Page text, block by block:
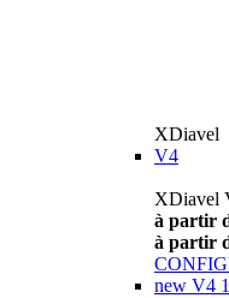
XDiavel
V4
XDiavel
à partir
à partir
new V4